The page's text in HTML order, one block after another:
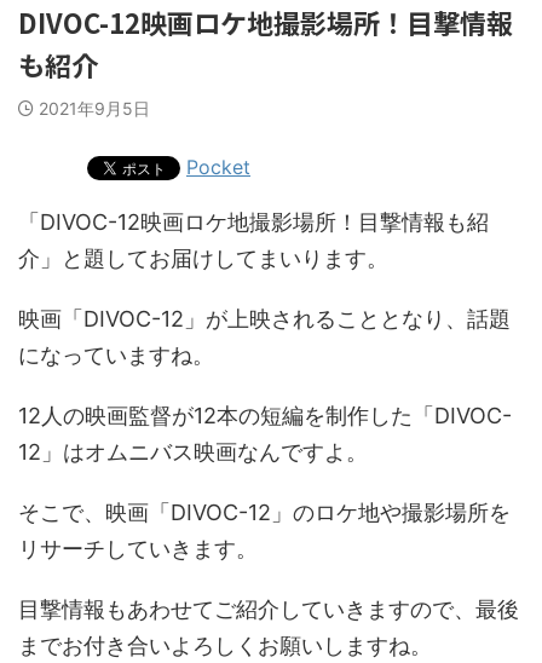
DIVOC-12映画ロケ地撮影場所！目撃情報
も紹介
2021年9月5日
Pocket
「DIVOC-12映画ロケ地撮影場所！目撃情報も紹
介」と題してお届けしてまいります。
映画「DIVOC-12」が上映されることとなり、話題
になっていますね。
12人の映画監督が12本の短編を制作した「DIVOC-
12」はオムニバス映画なんですよ。
そこで、映画「DIVOC-12」のロケ地や撮影場所を
リサーチしていきます。
目撃情報もあわせてご紹介していきますので、最後
までお付き合いよろしくお願いしますね。